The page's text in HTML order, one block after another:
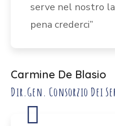
serve nel nostro
pena crederci”
Carmine De Blasio
Dir.Gen. Consorzio Dei